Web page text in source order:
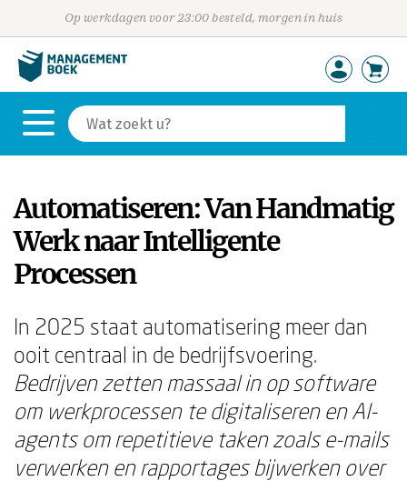
Op werkdagen voor 23:00 besteld, morgen in huis
Automatiseren: Van Handmatig
Werk naar Intelligente
Processen
In 2025 staat automatisering meer dan
ooit centraal in de bedrijfsvoering.
Bedrijven zetten massaal in op software
om werkprocessen te digitaliseren en AI-
agents om repetitieve taken zoals e-mails
verwerken en rapportages bijwerken over